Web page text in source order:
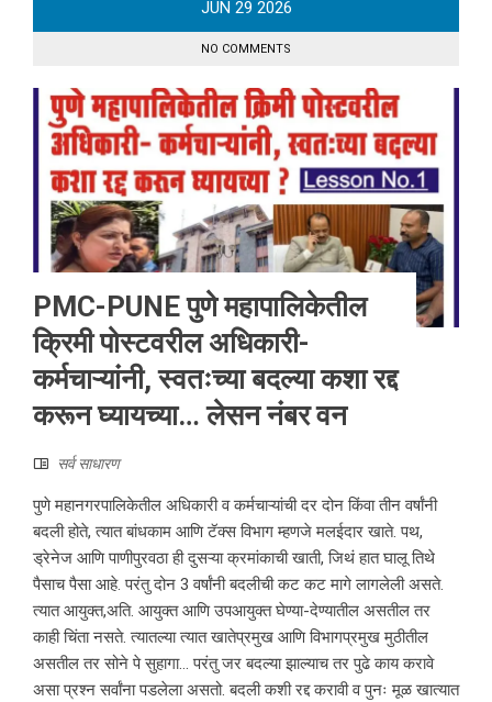
JUN 29 2026
NO COMMENTS
PMC-PUNE पुणे महापालिकेतील
क्रिमी पोस्टवरील अधिकारी-
कर्मचाऱ्यांनी, स्वतःच्या बदल्या कशा रद्द
करून घ्यायच्या… लेसन नंबर वन
सर्व साधारण
पुणे महानगरपालिकेतील अधिकारी व कर्मचाऱ्यांची दर दोन किंवा तीन वर्षांनी
बदली होते, त्यात बांधकाम आणि टॅक्स विभाग म्हणजे मलईदार खाते. पथ,
ड्रेनेज आणि पाणीपुरवठा ही दुसऱ्या क्रमांकाची खाती, जिथं हात घालू तिथे
पैसाच पैसा आहे. परंतु दोन 3 वर्षांनी बदलीची कट कट मागे लागलेली असते.
त्यात आयुक्त,अति. आयुक्त आणि उपआयुक्त घेण्या-देण्यातील असतील तर
काही चिंता नसते. त्यातल्या त्यात खातेप्रमुख आणि विभागप्रमुख मुठीतील
असतील तर सोने पे सुहागा… परंतु जर बदल्या झाल्याच तर पुढे काय करावे
असा प्रश्न सर्वांना पडलेला असतो. बदली कशी रद्द करावी व पुनः मूळ खात्यात